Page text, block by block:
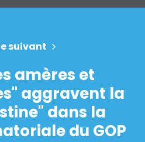
suivant
amères et
aggravent la
dans la
du GOP